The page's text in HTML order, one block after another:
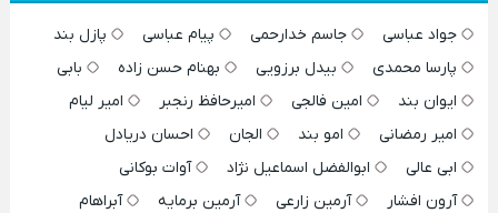
جواد عباسی جاسم خدارحمی پیام عباسی
پازل بند
پارسا محمدی
بیدل برزویی بهنام حسن زاده
بابی
ایوان بند
امین فالجی امیرحافظ رنجبر
امیر لیام
امیر رمضانی
امو بند الجان
احسان دریادل
ابی عالی
ابوالفضل اسماعیل نژاد
آوات بوکانی
آرون افشار
آرمین زارعی آرمین برمایه
آبراهام